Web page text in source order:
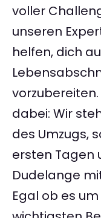
voller
unseren
helfen, dich
dabei: Wir
des Umzugs,
ersten Tagen
Dudelange
Egal ob es